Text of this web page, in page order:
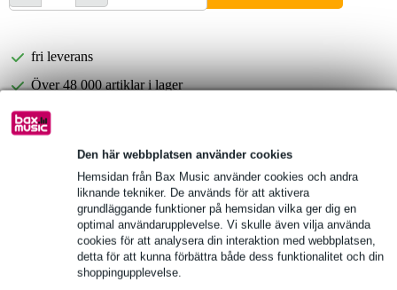
Den här webbplatsen använder cookies
Hemsidan från Bax Music använder cookies och andra
liknande tekniker. De används för att aktivera
grundläggande funktioner på hemsidan vilka ger dig en
optimal användarupplevelse. Vi skulle även vilja använda
cookies för att analysera din interaktion med webbplatsen,
detta för att kunna förbättra både dess funktionalitet och din
shoppingupplevelse.
fri leverans
Över 48 000 artiklar i lager
1 250 ledande varumärken
Produktinformation
Yamaha rackmonteringssats